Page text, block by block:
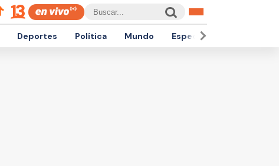
Deportes Política Mundo Espectáculos